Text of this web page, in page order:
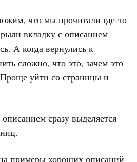
что мы прочитали где-то
вкладку с описанием
А когда вернулись к
сложно, что это, зачем это
уйти со страницы и
сразу выделяется
примеры хороших описаний